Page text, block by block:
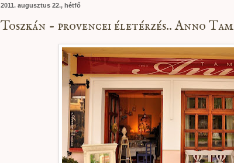
2011. augusztus 22., hétfő
Toszkán - provencei életérzés.. Anno